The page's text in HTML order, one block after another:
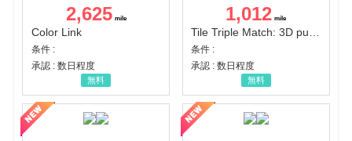
2,625
Color Link
条件 :
承認 : 数日程度
無料
1,012
Tile Triple Match: 3D puzzle
条件 :
承認 : 数日程度
無料